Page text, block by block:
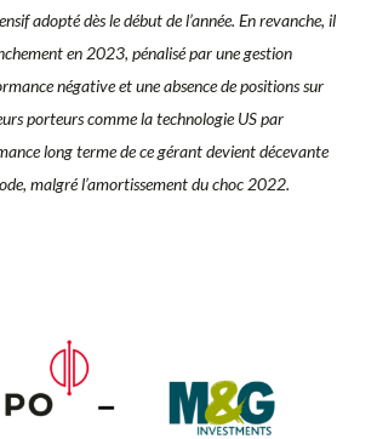
adopté dès le début de l’année. En revanche, il
en 2023, pénalisé par une gestion
négative et une absence de positions sur
porteurs comme la technologie US par
long terme de ce gérant devient décevante
malgré l’amortissement du choc 2022.